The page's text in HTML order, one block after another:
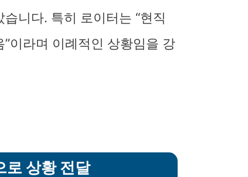
니다. 특히 로이터는 “현직
이라며 이례적인 상황임을 강
로 상황 전달